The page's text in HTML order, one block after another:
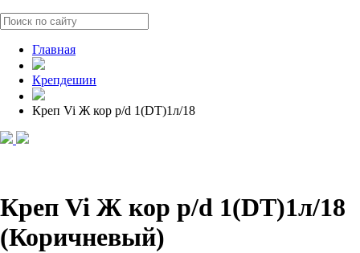
Главная
Крепдешин
Креп Vi Ж кор p/d 1(DT)1л/18
Креп Vi Ж кор p/d 1(DT)1л/18
(Коричневый)